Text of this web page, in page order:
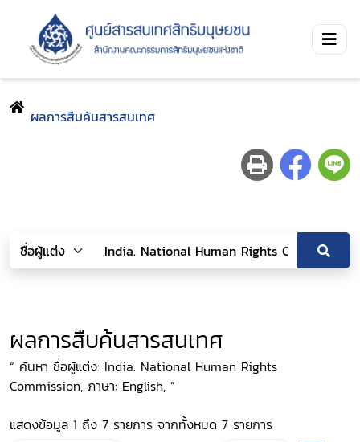
ผลการสืบค้นสารสนเทศ
ผลการสืบค้นสารสนเทศ
“ ค้นหา ชื่อผู้แต่ง: India. National Human Rights
Commission, ภาษา: English, ”
แสดงข้อมูล 1 ถึง 7 รายการ จากทั้งหมด 7 รายการ